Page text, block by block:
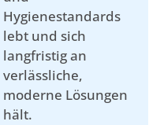
Hygienestandards
lebt und sich
langfristig an
verlässliche,
moderne Lösungen
hält.